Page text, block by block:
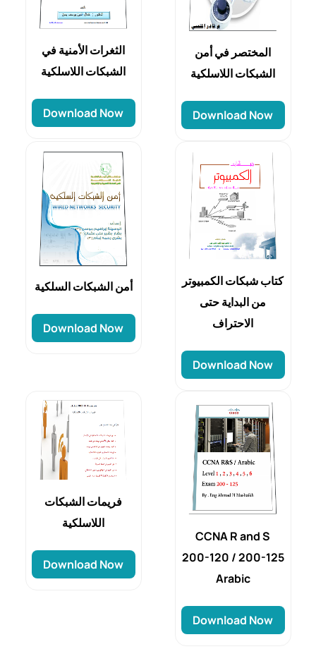
الثغرات الأمنية في
الشبكات اللاسلكية
Download Now
المختصر في أمن
الشبكات اللاسلكية
Download Now
أمن الشبكات السلكية
Download Now
كتاب شبكات الكمبيوتر
من البداية حتى
الاحتراف
Download Now
فريمات الشبكات
اللاسلكية
Download Now
CCNA R and S
200-120 / 200-125
Arabic
Download Now